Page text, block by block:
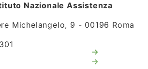
Nazionale Assistenza
Michelangelo, 9 - 00196 Roma